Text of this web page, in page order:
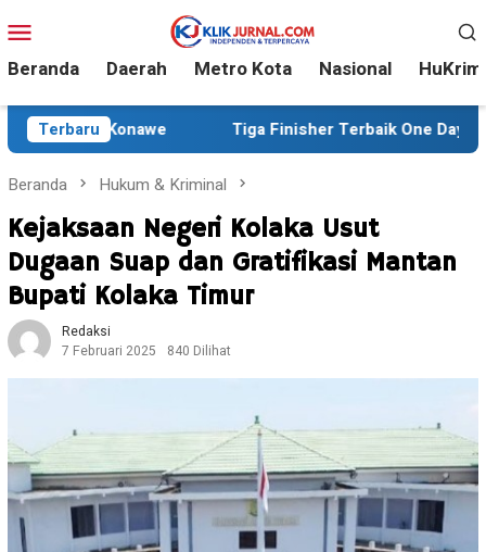
ke
kontenMobile
Beranda Daerah Metro Kota Nasional HuKrim
Terbaru
Tiga Finisher Terbaik One Day Trail Adventure Liwu
Beranda Hukum & Kriminal
Kejaksaan Negeri Kolaka Usut
Dugaan Suap dan Gratifikasi Mantan
Bupati Kolaka Timur
Redaksi
7 Februari 2025
840 Dilihat